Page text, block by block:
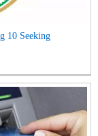
10 Seeking